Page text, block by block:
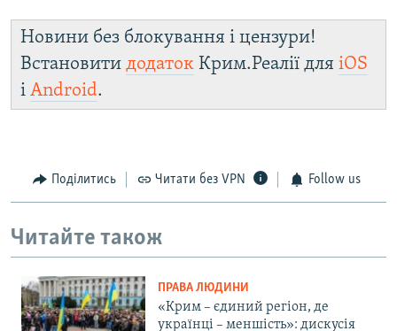
Новини без блокування і цензури!
Встановити додаток Крим.Реалії для iOS
і Android.
Поділитись Читати без VPN Follow us
Читайте також
ПРАВА ЛЮДИНИ
«Крим – єдиний регіон, де
українці – меншість»: дискусія